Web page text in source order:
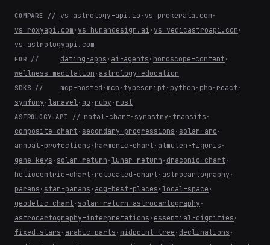
COMPARE // vs astrology-api.io · vs prokerala.com ·
vs roxyapi.com · vs humandesign.ai · vs vedicastroapi.com ·
vs astrologyapi.com
FOR // dating-apps · ai-agents · horoscope-content ·
wellness-meditation · astrology-education
SDKS // mcp-hosted · mcp · typescript · python · php · react ·
symfony · laravel· go · ruby · rust
ASTROLOGY-API // natal-chart · synastry · transits ·
composite-chart · secondary-progressions · solar-arc ·
annual-profections · harmonic-chart · almuten-figuris ·
gene-keys · solar-return · lunar-return · draconic-chart ·
heliocentric-chart · relocated-chart · astrocartography ·
parans · star-parans · acg-best-places · local-space ·
geodetic-chart · solar-return-astrocartography ·
astrocartography-interpretations · essential-dignities ·
fixed-stars · arabic-parts · midpoint-tree · declinations ·